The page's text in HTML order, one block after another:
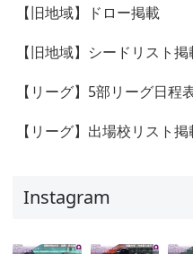
【旧地域】ドロー掲載
【旧地域】シードリスト掲
【リーグ】5部リーグ日程
【リーグ】出場校リスト掲
Instagram